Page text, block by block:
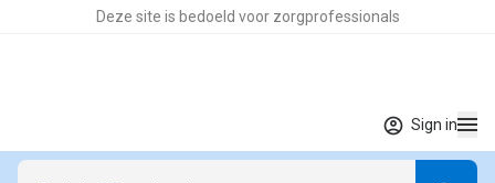
Deze site is bedoeld voor zorgprofessionals
Sign in